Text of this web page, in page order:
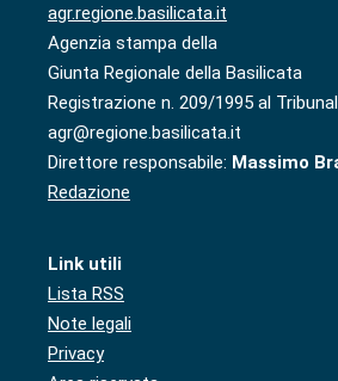
agr.regione.basilicata.it
Agenzia stampa della
Giunta Regionale della Basilicata
Registrazione n. 209/1995 al
agr@regione.basilicata.it
Direttore responsabile: Massimo
Redazione
Link utili
Lista RSS
Note legali
Privacy